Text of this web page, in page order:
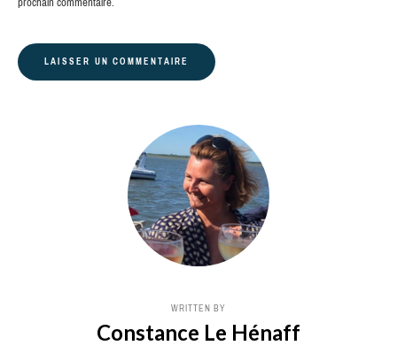
WRITTEN BY
Constance Le Hénaff